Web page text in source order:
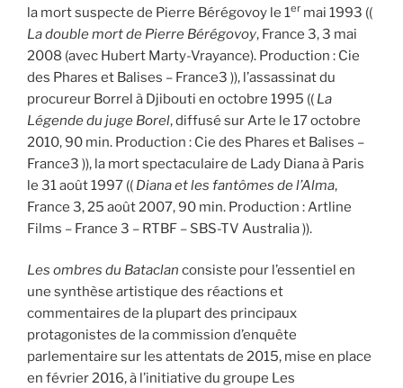
la mort suspecte de Pierre Bérégovoy le 1er mai 1993 ((
La double mort de Pierre Bérégovoy, France 3, 3 mai
2008 (avec Hubert Marty-Vrayance). Production : Cie
des Phares et Balises – France3 )), l’assassinat du
procureur Borrel à Djibouti en octobre 1995 (( La
Légende du juge Borel, diffusé sur Arte le 17 octobre
2010, 90 min. Production : Cie des Phares et Balises –
France3 )), la mort spectaculaire de Lady Diana à Paris
le 31 août 1997 (( Diana et les fantômes de l’Alma,
France 3, 25 août 2007, 90 min. Production : Artline
Films – France 3 – RTBF – SBS-TV Australia )).
Les ombres du Bataclan consiste pour l’essentiel en
une synthèse artistique des réactions et
commentaires de la plupart des principaux
protagonistes de la commission d’enquête
parlementaire sur les attentats de 2015, mise en place
en février 2016, à l’initiative du groupe Les